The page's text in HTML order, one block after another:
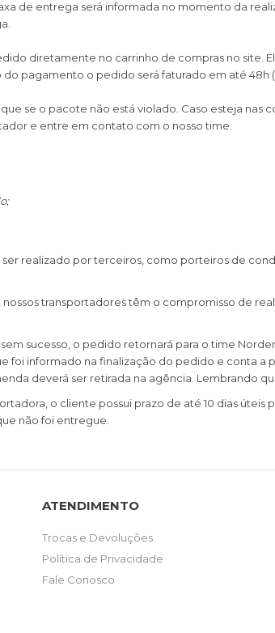
de entrega será informada no momento da
diretamente no carrinho de compras no site.
pagamento o pedido será faturado em até 48h
se o pacote não está violado. Caso esteja
e entre em contato com o nosso time.
realizado por terceiros, como porteiros de
transportadores têm o compromisso de
sucesso, o pedido retornará para o time
foi informado na finalização do pedido e conta
deverá ser retirada na agência. Lembrando
o cliente possui prazo de até 10 dias
não foi entregue.
ATENDIMENTO
Trocas e Devoluções
Política de Privacidade
Fale Conosco